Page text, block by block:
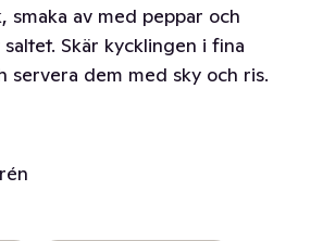
smaka av med peppar och
Skär kycklingen i fina
servera dem med sky och ris.